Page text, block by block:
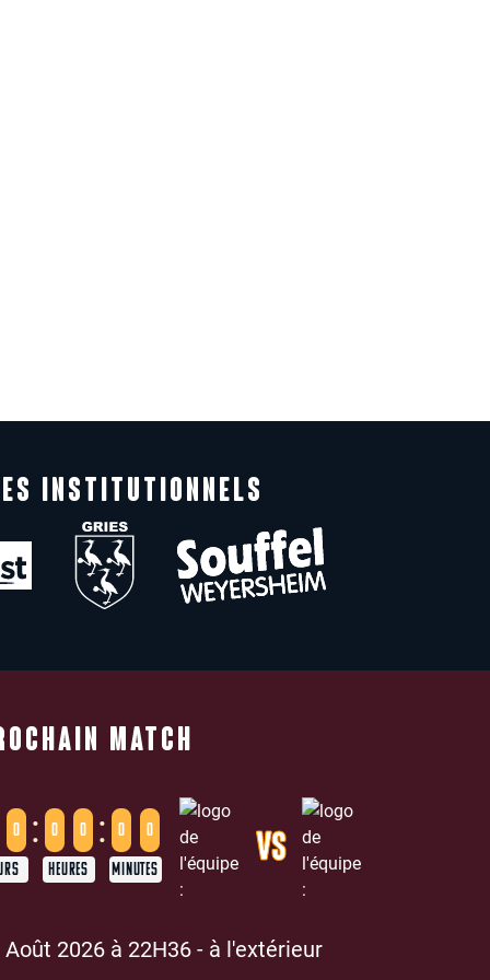
INSTITUTIONNELS
MATCH
0 : 0 0
HEURES
: 0 0
MINUTES VS
Août 2026 à 22H36 - à l'extérieur